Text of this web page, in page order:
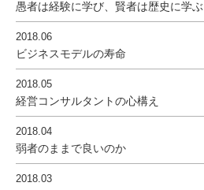
愚者は経験に学び、賢者は歴史に学ぶ
2018.06
ビジネスモデルの寿命
2018.05
経営コンサルタントの心構え
2018.04
弱者のままで良いのか
2018.03